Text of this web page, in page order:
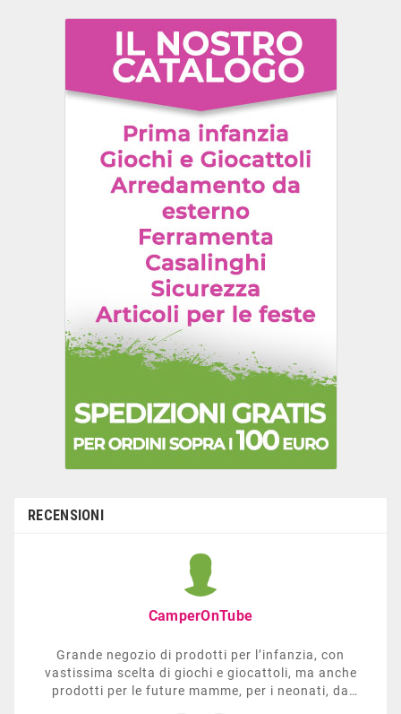
RECENSIONI
CamperOnTube
Grande negozio di prodotti per l’infanzia, con
vastissima scelta di giochi e giocattoli, ma anche
prodotti per le future mamme, per i neonati, da